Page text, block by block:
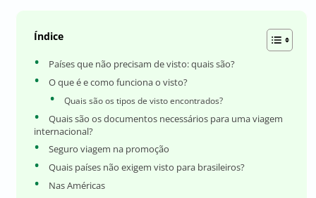
Índice
Países que não precisam de visto: quais são?
O que é e como funciona o visto?
Quais são os tipos de visto encontrados?
Quais são os documentos necessários para uma viagem
internacional?
Seguro viagem na promoção
Quais países não exigem visto para brasileiros?
Nas Américas